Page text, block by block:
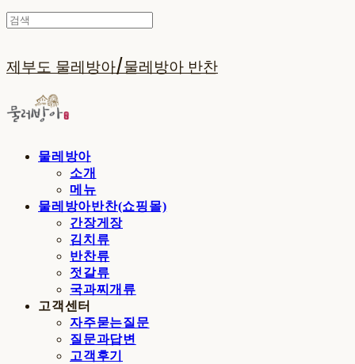
제부도 물레방아/물레방아 반찬
물레방아
소개
메뉴
물레방아반찬(쇼핑몰)
간장게장
김치류
반찬류
젓갈류
국과찌개류
고객센터
자주묻는질문
질문과답변
고객후기